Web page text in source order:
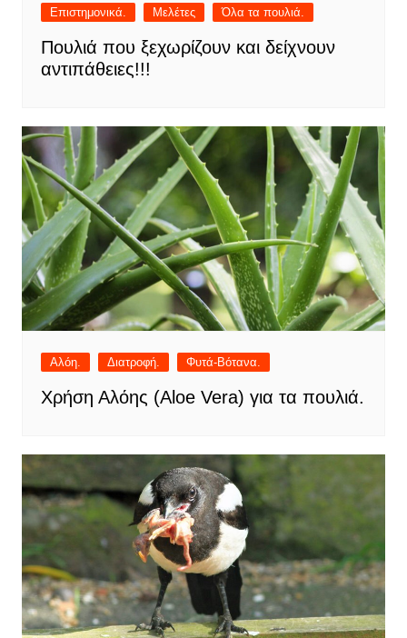
Επιστημονικά. Μελέτες Όλα τα πουλιά.
Πουλιά που ξεχωρίζουν και δείχνουν
αντιπάθειες!!!
Αλόη. Διατροφή. Φυτά-Βότανα.
Χρήση Αλόης (Aloe Vera) για τα πουλιά.